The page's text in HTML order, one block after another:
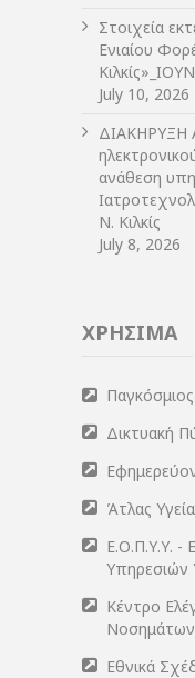
Στοιχεία
Ενιαίου
July 10, 2026
ΔIΑΚΗΡΥΞΗ
ανάθεση
Ν. Κιλκίς
July 8, 2026
ΧΡΗΣΙΜΑ
Δικτυακή
Άτλας
Ε.Ο.Π.Υ.Υ. -
Υπηρεσιών
Κέντρο
Εθνικά